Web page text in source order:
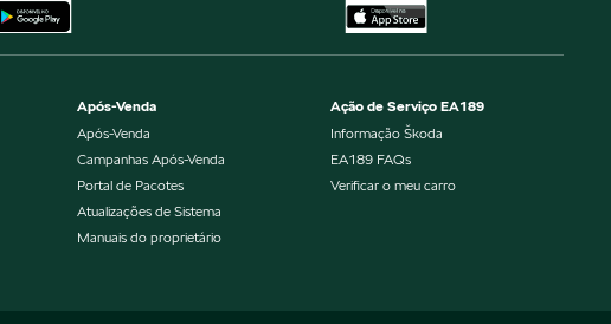
Após-Venda
Após-Venda
Campanhas Após-Venda
Portal de Pacotes
Atualizações de Sistema
Manuais do proprietário
Ação de Serviço EA189
Informação Škoda
EA189 FAQs
Verificar o meu carro